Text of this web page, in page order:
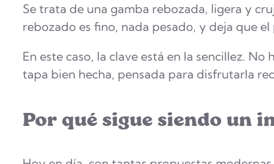
Se trata de una gamba rebozada, ligera y
rebozado es fino, nada pesado, y deja que
En este caso, la clave está en la sencillez.
tapa bien hecha, pensada para disfrutarla
Por qué sigue siendo un